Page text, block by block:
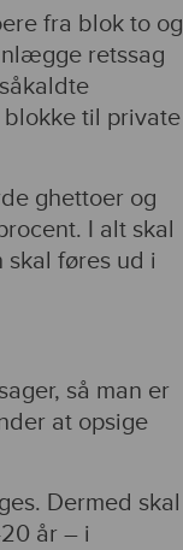
fra blok to og
retssag
til private
ghettoer og
I alt skal
føres ud i
så man er
at opsige
Dermed skal
år – i